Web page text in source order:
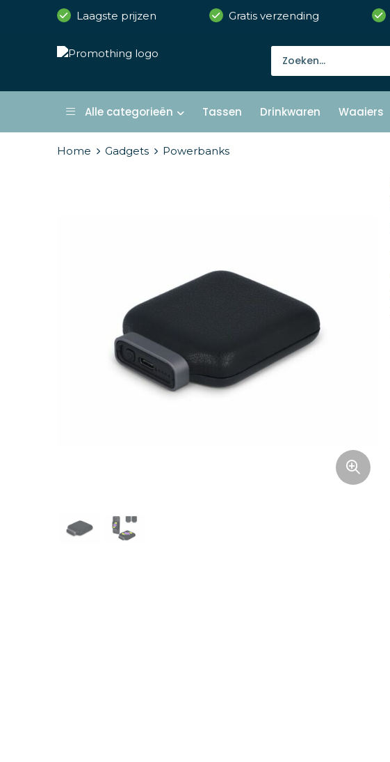
Laagste prijzen Gratis verzending
Alle categorieën Tassen Drinkwaren Waaiers
Home Gadgets Powerbanks